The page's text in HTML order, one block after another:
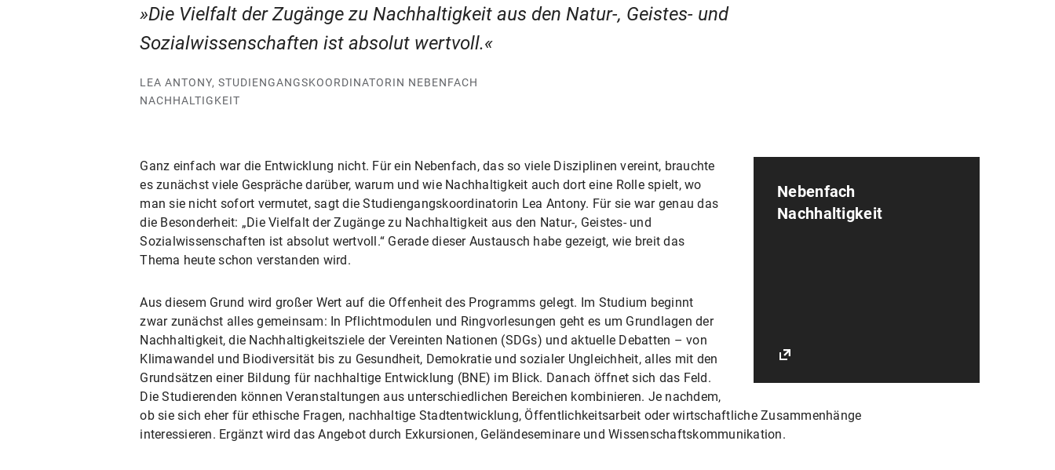
Die Vielfalt der Zugänge zu Nachhaltigkeit aus den Natur-, Geistes- und
Sozialwissenschaften ist absolut wertvoll.
LEA ANTONY, STUDIENGANGSKOORDINATORIN NEBENFACH
NACHHALTIGKEIT
Nebenfach
Nachhaltigkeit
Ganz einfach war die Entwicklung nicht. Für ein Nebenfach, das so viele Disziplinen vereint, brauchte
es zunächst viele Gespräche darüber, warum und wie Nachhaltigkeit auch dort eine Rolle spielt, wo
man sie nicht sofort vermutet, sagt die Studiengangskoordinatorin Lea Antony. Für sie war genau das
die Besonderheit: „Die Vielfalt der Zugänge zu Nachhaltigkeit aus den Natur-, Geistes- und
Sozialwissenschaften ist absolut wertvoll.“ Gerade dieser Austausch habe gezeigt, wie breit das
Thema heute schon verstanden wird.
Aus diesem Grund wird großer Wert auf die Offenheit des Programms gelegt. Im Studium beginnt
zwar zunächst alles gemeinsam: In Pflichtmodulen und Ringvorlesungen geht es um Grundlagen der
Nachhaltigkeit, die Nachhaltigkeitsziele der Vereinten Nationen (SDGs) und aktuelle Debatten – von
Klimawandel und Biodiversität bis zu Gesundheit, Demokratie und sozialer Ungleichheit, alles mit den
Grundsätzen einer Bildung für nachhaltige Entwicklung (BNE) im Blick. Danach öffnet sich das Feld.
Die Studierenden können Veranstaltungen aus unterschiedlichen Bereichen kombinieren. Je nachdem,
ob sie sich eher für ethische Fragen, nachhaltige Stadtentwicklung, Öffentlichkeitsarbeit oder wirtschaftliche Zusammenhänge
interessieren. Ergänzt wird das Angebot durch Exkursionen, Geländeseminare und Wissenschaftskommunikation.